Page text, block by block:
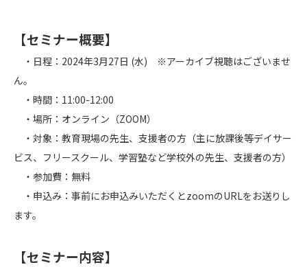
【セミナー概要】
・日程：2024年3月27日 (水) ※アーカイブ視聴はございませ
ん。
・時間：11:00-12:00
・場所：オンライン（ZOOM）
・対象：教育現場の先生、支援者の方（主に放課後等デイサー
ビス、フリースクール、学習塾など学校外の先生、支援者の方）
・参加費：無料
・申込み：事前にお申込みいただくとzoomのURLをお送りし
ます。
【セミナー内容】